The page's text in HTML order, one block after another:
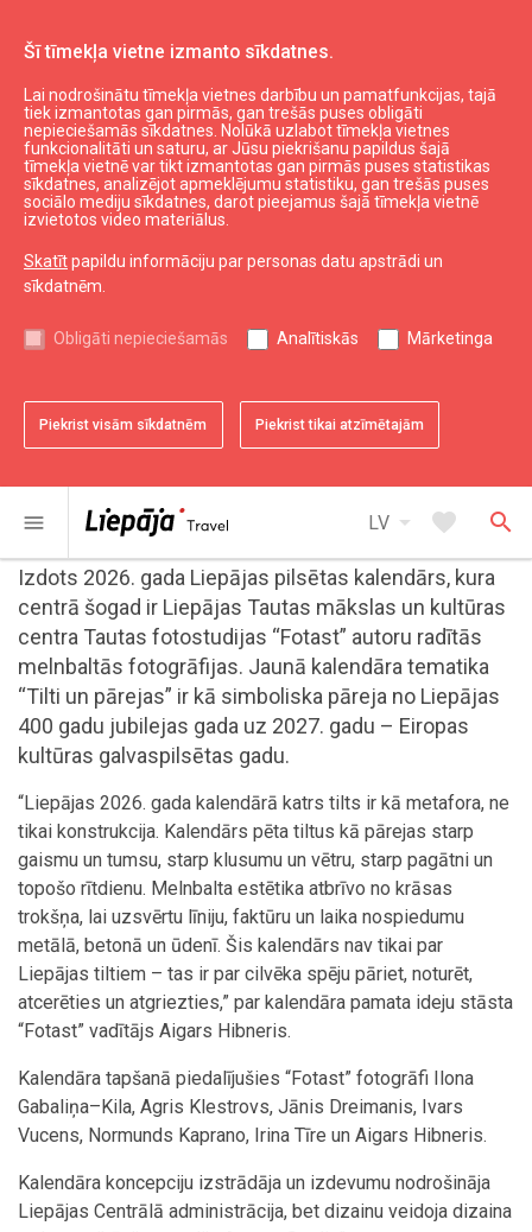
Šī tīmekļa vietne izmanto sīkdatnes.
Lai nodrošinātu tīmekļa vietnes darbību un pamatfunkcijas, tajā
tiek izmantotas gan pirmās, gan trešās puses obligāti
nepieciešamās sīkdatnes. Nolūkā uzlabot tīmekļa vietnes
funkcionalitāti un saturu, ar Jūsu piekrišanu papildus šajā
tīmekļa vietnē var tikt izmantotas gan pirmās puses statistikas
sīkdatnes, analizējot apmeklējumu statistiku, gan trešās puses
sociālo mediju sīkdatnes, darot pieejamus šajā tīmekļa vietnē
izvietotos video materiālus.
Skatītpapildu informāciju par personas datu apstrādi un
sīkdatnēm.
Obligāti nepieciešamās Analītiskās Mārketinga
Piekrist visām sīkdatnēm Piekrist tikai atzīmētajām
menu LV arrow_drop_down favorite search
Aktuāli Jaunumi
Liepājā izdots 2026. gada pilsētas kalendārs
ar "Fotast" fotogrāfu darbiem
Izdots 2026. gada Liepājas pilsētas kalendārs, kura
centrā šogad ir Liepājas Tautas mākslas un kultūras
centra Tautas fotostudijas “Fotast” autoru radītās
melnbaltās fotogrāfijas. Jaunā kalendāra tematika
“Tilti un pārejas” ir kā simboliska pāreja no Liepājas
400 gadu jubilejas gada uz 2027. gadu – Eiropas
kultūras galvaspilsētas gadu.
“Liepājas 2026. gada kalendārā katrs tilts ir kā metafora, ne
tikai konstrukcija. Kalendārs pēta tiltus kā pārejas starp
gaismu un tumsu, starp klusumu un vētru, starp pagātni un
topošo rītdienu. Melnbalta estētika atbrīvo no krāsas
trokšņa, lai uzsvērtu līniju, faktūru un laika nospiedumu
metālā, betonā un ūdenī. Šis kalendārs nav tikai par
Liepājas tiltiem – tas ir par cilvēka spēju pāriet, noturēt,
atcerēties un atgriezties,” par kalendāra pamata ideju stāsta
“Fotast” vadītājs Aigars Hibneris.
Kalendāra tapšanā piedalījušies “Fotast” fotogrāfi Ilona
Gabaliņa–Kila, Agris Klestrovs, Jānis Dreimanis, Ivars
Vucens, Normunds Kaprano, Irina Tīre un Aigars Hibneris.
Kalendāra koncepciju izstrādāja un izdevumu nodrošināja
Liepājas Centrālā administrācija, bet dizainu veidoja dizaina